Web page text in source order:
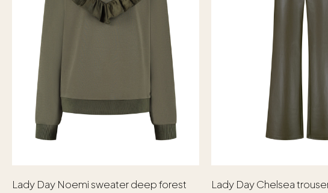
Lady Day Noemi sweater deep forest Lady Day Chelsea